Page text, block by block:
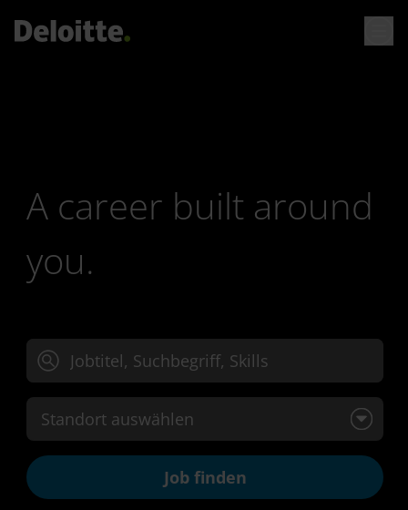
A career built around
you.
Jobtitel, Suchbegriff oder Skills eingeben
Standort auswählen